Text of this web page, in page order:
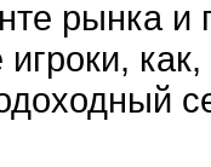
рынка и
игроки,